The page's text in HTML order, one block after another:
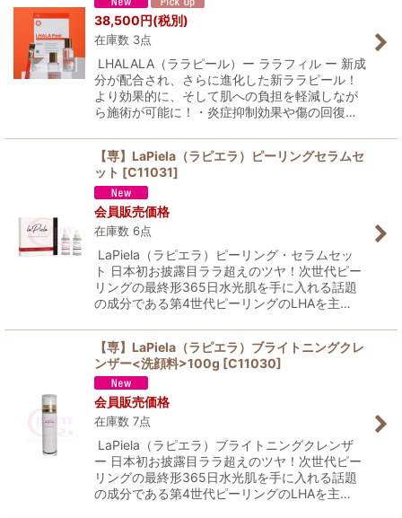
38,500円(税別)
在庫数 3点
LHALALA（ララピール）ー ララフィル ー 新成
分が配合され、さらに進化した新ララピール！
より効果的に、そして肌への負担を軽減しなが
ら施術が可能に！・炎症抑制効果や傷の回復…
【専】LaPiela（ラピエラ）ピーリングセラムセ
ット [C11031]
会員販売価格
在庫数 6点
LaPiela（ラピエラ）ピーリング・セラムセッ
ト 日本初お披露目ララ超えのツヤ！次世代ピー
リングの最終形365日水光肌を手に入れる話題
の成分である第4世代ピーリングのLHAを主…
【専】LaPiela（ラピエラ）ブライトニングクレ
ンザー<洗顔料>100g [C11030]
会員販売価格
在庫数 7点
LaPiela（ラピエラ）ブライトニングクレンザ
ー 日本初お披露目ララ超えのツヤ！次世代ピー
リングの最終形365日水光肌を手に入れる話題
の成分である第4世代ピーリングのLHAを主…